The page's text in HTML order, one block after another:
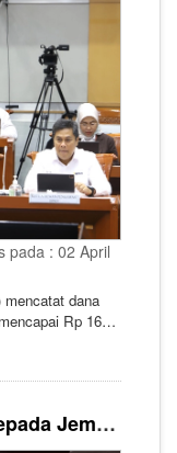
pada : 02 April
mencatat dana
Rp 161
Yusuf
2023 mencapai
nilai manfaat
Nasihat Syaikh Al Sudais kepada Jemaah Umrah dalam Meraih Fadilah 10 Hari Terakhir Ramadhan